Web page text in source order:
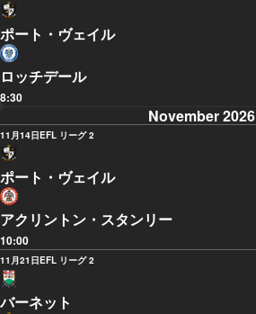
ポート・ヴェイル
ロッチデール
8:30
November 2026
11月14日EFL リーグ 2
ポート・ヴェイル
アクリントン・スタンリー
10:00
11月21日EFL リーグ 2
バーネット